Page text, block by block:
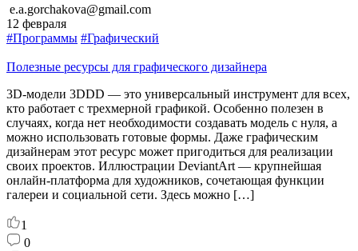
e.a.gorchakova@gmail.com
12 февраля
#Программы #Графический
Полезные ресурсы для графического дизайнера
3D-модели 3DDD — это универсальный инструмент для всех,
кто работает с трехмерной графикой. Особенно полезен в
случаях, когда нет необходимости создавать модель с нуля, а
можно использовать готовые формы. Даже графическим
дизайнерам этот ресурс может пригодиться для реализации
своих проектов. Иллюстрации DeviantArt — крупнейшая
онлайн-платформа для художников, сочетающая функции
галереи и социальной сети. Здесь можно […]
1
0